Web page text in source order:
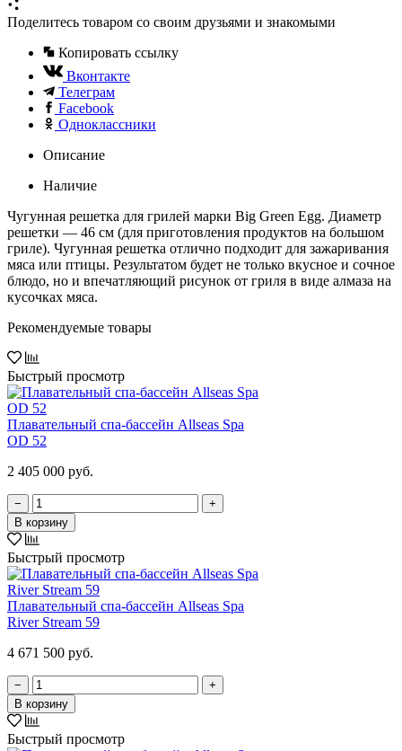
Поделитесь товаром со своим друзьями и знакомыми
Копировать ссылку
Вконтакте
Телеграм
Facebook
Одноклассники
Описание
Наличие
Чугунная решетка для грилей марки Big Green Egg. Диаметр
решетки — 46 см (для приготовления продуктов на большом
гриле). Чугунная решетка отлично подходит для зажаривания
мяса или птицы. Результатом будет не только вкусное и сочное
блюдо, но и впечатляющий рисунок от гриля в виде алмаза на
кусочках мяса.
Рекомендуемые товары
Быстрый просмотр
Плавательный спа-бассейн Allseas Spa
OD 52
2 405 000 руб.
−
+
В корзину
Быстрый просмотр
Плавательный спа-бассейн Allseas Spa
River Stream 59
4 671 500 руб.
−
+
В корзину
Быстрый просмотр